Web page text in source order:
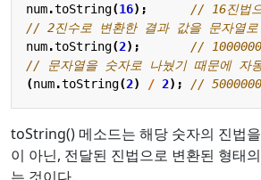
num.toString(16);
num.toString(2);
(num.toString(2) / 2);
toString() 메소드는 해당 숫자의 진법
이 아닌, 전달된 진법으로 변환된 형태